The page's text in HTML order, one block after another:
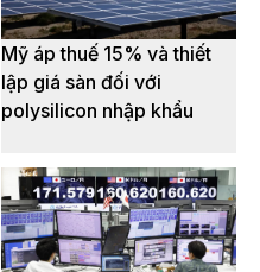
Mỹ áp thuế 15% và thiết
lập giá sàn đối với
polysilicon nhập khẩu